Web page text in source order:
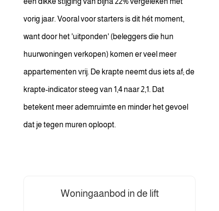
vorig jaar. Vooral voor starters is dit hét moment,
want door het 'uitponden' (beleggers die hun
huurwoningen verkopen) komen er veel meer
appartementen vrij. De krapte neemt dus iets af; de
krapte-indicator steeg van 1,4 naar 2,1. Dat
betekent meer ademruimte en minder het gevoel
dat je tegen muren oploopt.
Woningaanbod in de lift